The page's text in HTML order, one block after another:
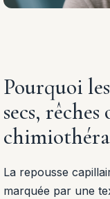
Pourquoi
secs,
La repousse
marquée par une